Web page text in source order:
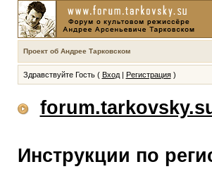
Проект об Андрее Тарковском
Здравствуйте Гость ( Вход| Регистрация)
Инструкции по